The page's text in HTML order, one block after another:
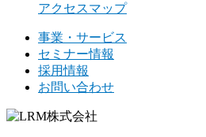
アクセスマップ
事業・サービス
セミナー情報
採用情報
お問い合わせ